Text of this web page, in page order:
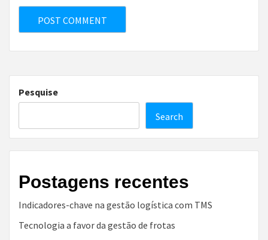
Pesquise
Search
Postagens recentes
Indicadores-chave na gestão logística com TMS
Tecnologia a favor da gestão de frotas